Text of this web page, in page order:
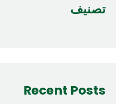
تصنيف
Recent Posts